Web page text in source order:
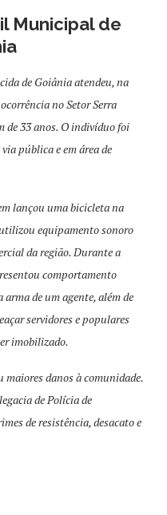
Municipal de
de Goiânia atendeu, na
no Setor Serra
de 33 anos. O indivíduo foi
pública e em área de
lançou uma bicicleta na
equipamento sonoro
da região. Durante a
comportamento
de um agente, além de
servidores e populares
imobilizado.
danos à comunidade.
de Polícia de
de resistência, desacato e